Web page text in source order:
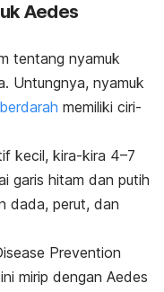
Aedes
tentang nyamuk
Untungnya, nyamuk
memiliki ciri-
kecil, kira-kira 4–7
garis hitam dan putih
dada, perut, dan
Prevention
ini mirip dengan Aedes